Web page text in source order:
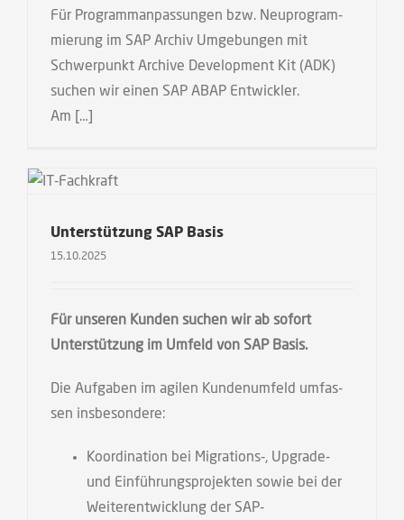
Für Pro­gramm­an­pas­sun­gen bzw. Neu­pro­gram­
mie­rung im SAP Archiv Umge­bun­gen mit
Schwer­punkt Archi­ve Deve­lo­p­ment Kit (ADK)
suchen wir einen SAP ABAP Entwickler.
Am […]
Unterstützung SAP Basis
15.10.2025
Für unse­ren Kun­den suchen wir ab sofort
Unter­stüt­zung im Umfeld von SAP Basis.
Die Auf­ga­ben im agi­len Kun­den­um­feld umfas­
sen insbesondere:
Koor­di­na­ti­on bei Migrations‑, Upgrade-
und Ein­füh­rungs­pro­jek­ten sowie bei der
Wei­ter­ent­wick­lung der SAP-